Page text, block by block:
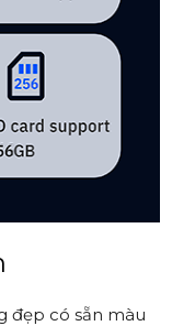
đẹp có sẵn màu